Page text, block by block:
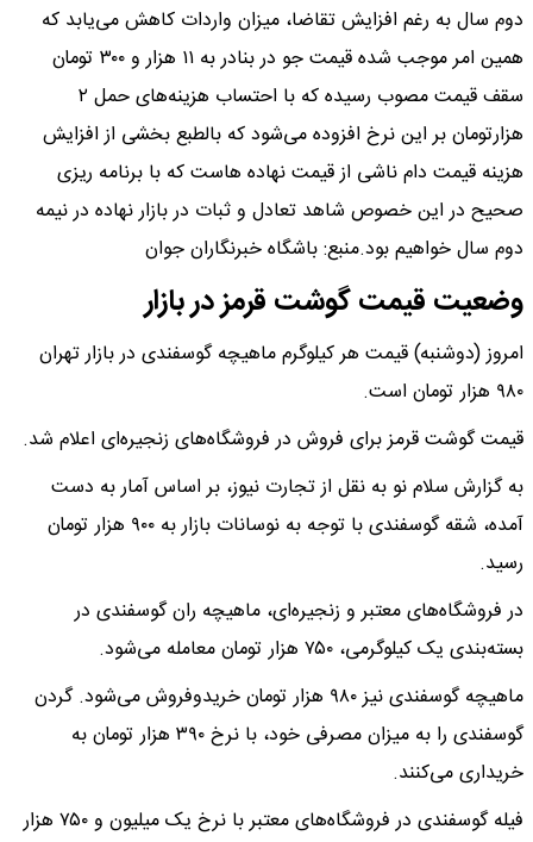
دوم سال به رغم افزایش تقاضا، میزان واردات کاهش می‌یابد که
همین امر موجب شده قیمت جو در بنادر به ۱۱ هزار و ۳۰۰ تومان
سقف قیمت مصوب رسیده که با احتساب هزینه‌های حمل ۲
هزارتومان بر این نرخ افزوده می‌شود که بالطبع بخشی از افزایش
هزینه قیمت دام ناشی از قیمت نهاده هاست که با برنامه ریزی
صحیح در این خصوص شاهد تعادل و ثبات در بازار نهاده در نیمه
دوم سال خواهیم بود.منبع: باشگاه خبرنگاران جوان
وضعیت قیمت گوشت قرمز در بازار
امروز (دوشنبه) قیمت هر کیلوگرم ماهیچه گوسفندی در بازار تهران
۹۸۰ هزار تومان است.
قیمت گوشت قرمز برای فروش در فروشگاه‌های زنجیره‌ای اعلام شد.
به گزارش سلام نو به نقل از تجارت نیوز، بر اساس آمار به دست
آمده، شقه گوسفندی با توجه به نوسانات بازار به ۹۰۰ هزار تومان
رسید.
در فروشگاه‌های معتبر و زنجیره‌ای، ماهیچه ران گوسفندی در
بسته‌بندی یک کیلوگرمی، ۷۵۰ هزار تومان معامله می‌شود.
ماهیچه گوسفندی نیز ۹۸۰ هزار تومان خریدوفروش می‌شود. گردن
گوسفندی را به میزان مصرفی خود، با نرخ ۳۹۰ هزار تومان به
خریداری می‌کنند.
فیله گوسفندی در فروشگاه‌های معتبر با نرخ یک میلیون و ۷۵۰ هزار